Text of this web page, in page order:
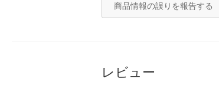
商品情報の誤りを報告する
レビュー